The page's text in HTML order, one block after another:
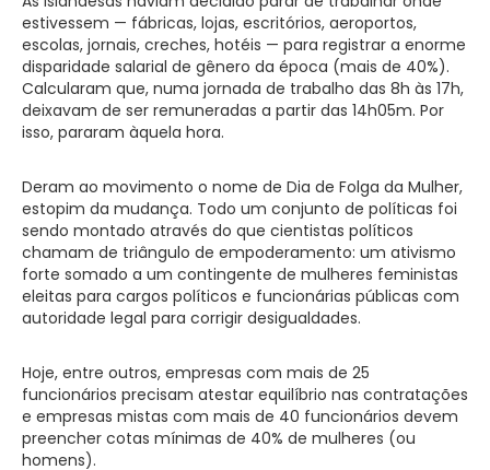
estivessem — fábricas, lojas, escritórios, aeroportos,
escolas, jornais, creches, hotéis — para registrar a enorme
disparidade salarial de gênero da época (mais de 40%).
Calcularam que, numa jornada de trabalho das 8h às 17h,
deixavam de ser remuneradas a partir das 14h05m. Por
isso, pararam àquela hora.
Deram ao movimento o nome de Dia de Folga da Mulher,
estopim da mudança. Todo um conjunto de políticas foi
sendo montado através do que cientistas políticos
chamam de triângulo de empoderamento: um ativismo
forte somado a um contingente de mulheres feministas
eleitas para cargos políticos e funcionárias públicas com
autoridade legal para corrigir desigualdades.
Hoje, entre outros, empresas com mais de 25
funcionários precisam atestar equilíbrio nas contratações
e empresas mistas com mais de 40 funcionários devem
preencher cotas mínimas de 40% de mulheres (ou
homens).